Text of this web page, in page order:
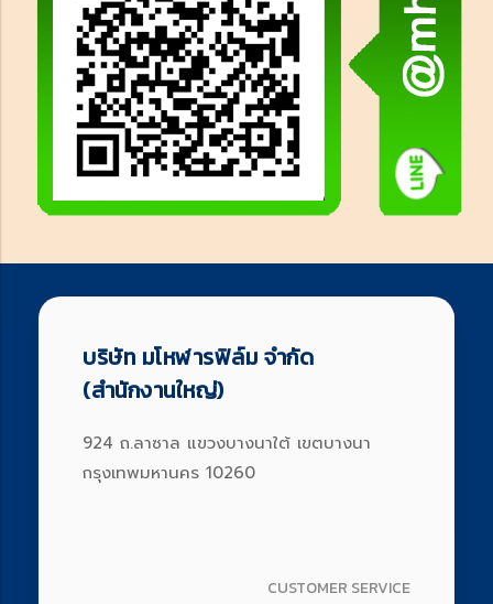
บริษัท มโหฬารฟิล์ม จำกัด
(สำนักงานใหญ่)
924 ถ.ลาซาล แขวงบางนาใต้ เขตบางนา
กรุงเทพมหานคร 10260
CUSTOMER SERVICE